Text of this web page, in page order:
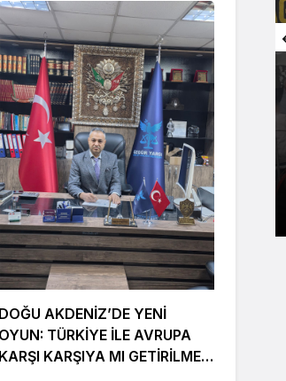
DOĞU AKDENİZ’DE YENİ
OYUN: TÜRKİYE İLE AVRUPA
KARŞI KARŞIYA MI GETİRİLMEK
Genel
Osmaniye Polis Evi’nde
“Şark Köşesi” Açıldı